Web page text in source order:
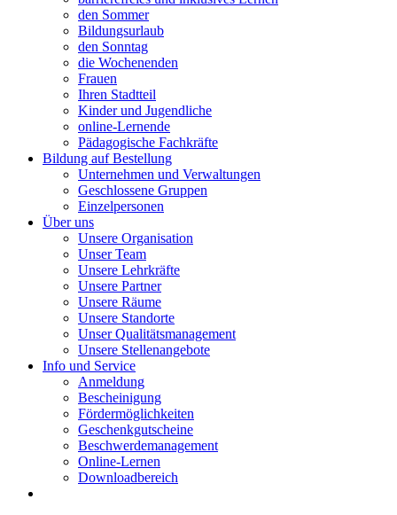
den Sommer
Bildungsurlaub
den Sonntag
die Wochenenden
Frauen
Ihren Stadtteil
Kinder und Jugendliche
online-Lernende
Pädagogische Fachkräfte
Bildung auf Bestellung
Unternehmen und Verwaltungen
Geschlossene Gruppen
Einzelpersonen
Über uns
Unsere Organisation
Unser Team
Unsere Lehrkräfte
Unsere Partner
Unsere Räume
Unsere Standorte
Unser Qualitätsmanagement
Unsere Stellenangebote
Info und Service
Anmeldung
Bescheinigung
Fördermöglichkeiten
Geschenkgutscheine
Beschwerdemanagement
Online-Lernen
Downloadbereich